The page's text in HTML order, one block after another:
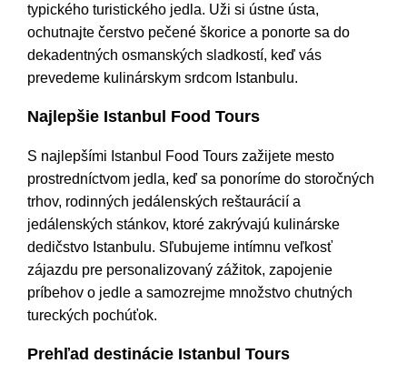
typického turistického jedla. Uži si ústne ústa,
ochutnajte čerstvo pečené škorice a ponorte sa do
dekadentných osmanských sladkostí, keď vás
prevedeme kulinárskym srdcom Istanbulu.
Najlepšie Istanbul Food Tours
S najlepšími Istanbul Food Tours zažijete mesto
prostredníctvom jedla, keď sa ponoríme do storočných
trhov, rodinných jedálenských reštaurácií a
jedálenských stánkov, ktoré zakrývajú kulinárske
dedičstvo Istanbulu. Sľubujeme intímnu veľkosť
zájazdu pre personalizovaný zážitok, zapojenie
príbehov o jedle a samozrejme množstvo chutných
tureckých pochúťok.
Prehľad destinácie Istanbul Tours